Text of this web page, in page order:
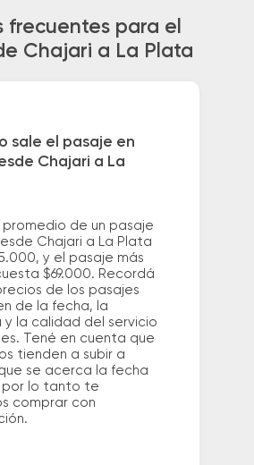
frecuentes para el
Chajari a La Plata
sale el pasaje en
Chajari a La
promedio de un pasaje
Chajari a La Plata
y el pasaje más
$69.000. Recordá
de los pasajes
de la fecha, la
y la calidad del servicio
Tené en cuenta que
tienden a subir a
se acerca la fecha
por lo tanto te
comprar con